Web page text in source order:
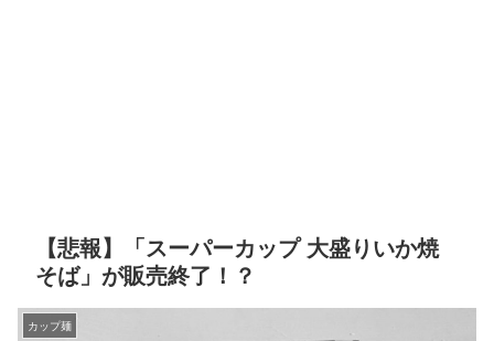
【悲報】「スーパーカップ 大盛りいか焼
そば」が販売終了！？
カップ麺